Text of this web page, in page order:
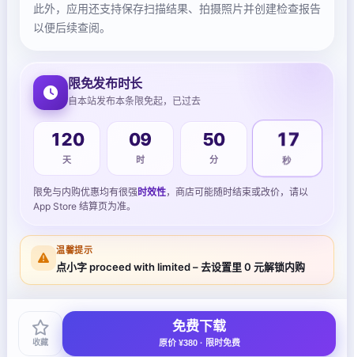
此外，应用还支持保存扫描结果、拍摄照片并创建检查报告
以便后续查阅。
限免发布时长
自本站发布本条限免起，已过去
120
天
09
时
50
分
17
秒
限免与内购优惠均有很强时效性，商店可能随时结束或改价，请以
App Store 结算页为准。
温馨提示
点小字 proceed with limited – 去设置里 0 元解锁内购
收藏
免费下载
原价 ¥380 · 限时免费